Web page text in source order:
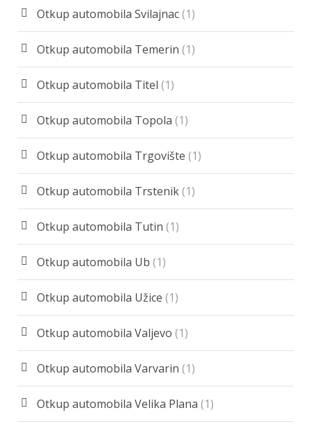
Otkup automobila Svilajnac(1)
Otkup automobila Temerin (1)
Otkup automobila Titel (1)
Otkup automobila Topola (1)
Otkup automobila Trgovište (1)
Otkup automobila Trstenik(1)
Otkup automobila Tutin (1)
Otkup automobila Ub (1)
Otkup automobila Užice (1)
Otkup automobila Valjevo (1)
Otkup automobila Varvarin (1)
Otkup automobila Velika Plana (1)